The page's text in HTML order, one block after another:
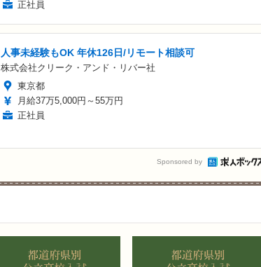
正社員
人事未経験もOK 年休126日/リモート相談可
株式会社クリーク・アンド・リバー社
東京都
月給37万5,000円～55万円
正社員
Sponsored by